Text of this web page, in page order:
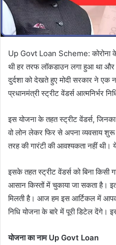
Up Govt Loan Scheme: कोरोना के
थी हर तरफ लॉकडाउन लगा हुआ था और
दुर्दशा को देखते हुए मोदी सरकार ने
प्रधानमंत्री स्ट्रीट वेंडर्स आत्मनिर्भर
इस योजना के तहत स्ट्रीट वेंडर्स, जिनका
वो लोन लेकर फिर से अपना व्यवसाय
तरह की गारंटी की आवश्यकता नहीं थी।
इसके तहत स्ट्रीट वेंडर्स को बिना किसी
आसान किस्तों में चुकाया जा सकता है।
मिलती है। आज हम इस आर्टिकल में
निधि योजना के बारे में पूरी डिटेल देंगे।
योजना का नाम Up Govt Loan